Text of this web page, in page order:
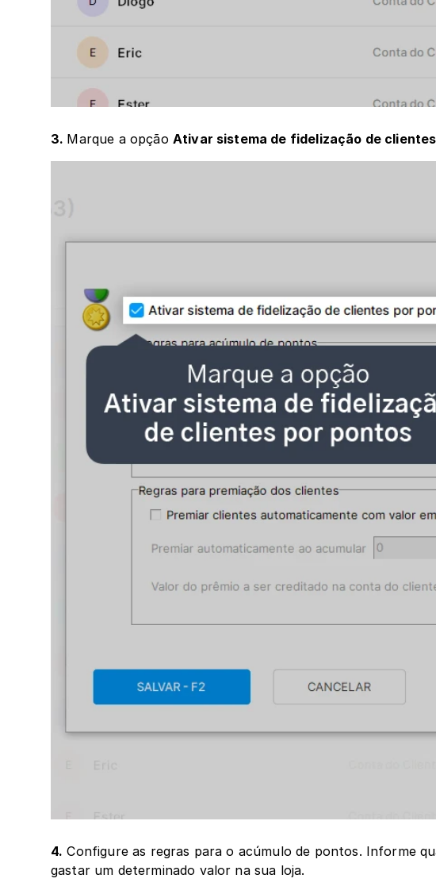
3. Marque a opção Ativar sistema de fidelização de
4. Configure as regras para o acúmulo de pontos. Informe
gastar um determinado valor na sua loja.